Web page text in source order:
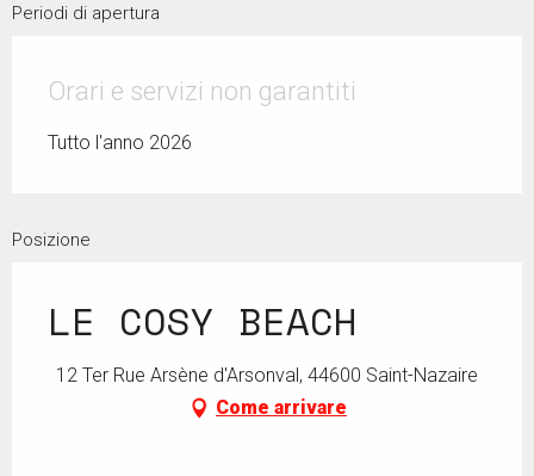
Periodi di apertura
Orari e servizi non garantiti
Tutto l'anno 2026
Posizione
LE COSY BEACH
12 Ter Rue Arsène d'Arsonval, 44600 Saint-Nazaire
Come arrivare